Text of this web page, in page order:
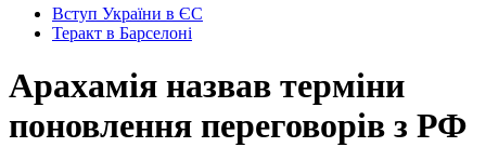
Вступ України в ЄС
Теракт в Барселоні
Арахамія назвав терміни
поновлення переговорів з РФ